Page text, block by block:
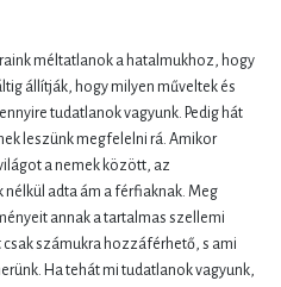
méltatlanok a hatalmukhoz, hogy
állítják, hogy milyen műveltek és
tudatlanok vagyunk. Pedig hát
leszünk megfelelni rá. Amikor
a nemek között, az
adta ám a férfiaknak. Meg
annak a tartalmas szellemi
számukra hozzáférhető, s ami
Ha tehát mi tudatlanok vagyunk,